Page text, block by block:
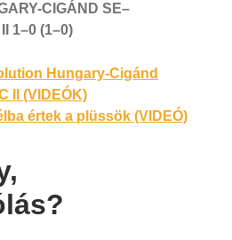
CIGÁND SE–
1–0 (1–0)
Hungary-Cigánd
II (VIDEÓK)
értek a plüssök (VIDEÓ)